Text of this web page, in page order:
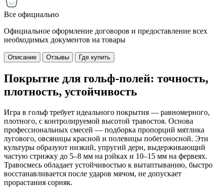
Все официально
Официальное оформление договоров и предоставление всех
необходимых документов на товары
Описание Отзывы Где купить
Покрытие для гольф-полей: точность,
плотность, устойчивость
Игра в гольф требует идеального покрытия — равномерного,
плотного, с контролируемой высотой травостоя. Основа
профессиональных смесей — подборка пропорций мятлика
лугового, овсяницы красной и полевицы побегоносной. Эти
культуры образуют низкий, упругий дерн, выдерживающий
частую стрижку до 5–8 мм на рэйках и 10–15 мм на фервеях.
Травосмесь обладает устойчивостью к вытаптыванию, быстро
восстанавливается после ударов мячом, не допускает
прорастания сорняк.